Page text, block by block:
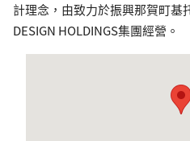
計理念，由致力於振興那賀町基
DESIGN HOLDINGS集團經營。